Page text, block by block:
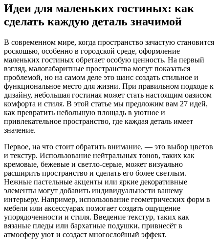
Идеи для маленьких гостиных: как
сделать каждую деталь значимой
В современном мире, когда пространство зачастую становится
роскошью, особенно в городской среде, оформление
маленьких гостиных обретает особую ценность. На первый
взгляд, малогабаритные пространства могут показаться
проблемой, но на самом деле это шанс создать стильное и
функциональное место для жизни. При правильном подходе к
дизайну, небольшая гостиная может стать настоящим оазисом
комфорта и стиля. В этой статье мы предложим вам 27 идей,
как превратить небольшую площадь в уютное и
привлекательное пространство, где каждая деталь имеет
значение.
Первое, на что стоит обратить внимание, — это выбор цветов
и текстур. Использование нейтральных тонов, таких как
кремовые, бежевые и светло-серые, может визуально
расширить пространство и сделать его более светлым.
Нежные пастельные акценты или яркие декоративные
элементы могут добавить индивидуальности вашему
интерьеру. Например, использование геометрических форм в
мебели или аксессуарах помогает создать ощущение
упорядоченности и стиля. Введение текстур, таких как
вязаные пледы или бархатные подушки, привнесёт в
атмосферу уют и создаст многослойный эффект.